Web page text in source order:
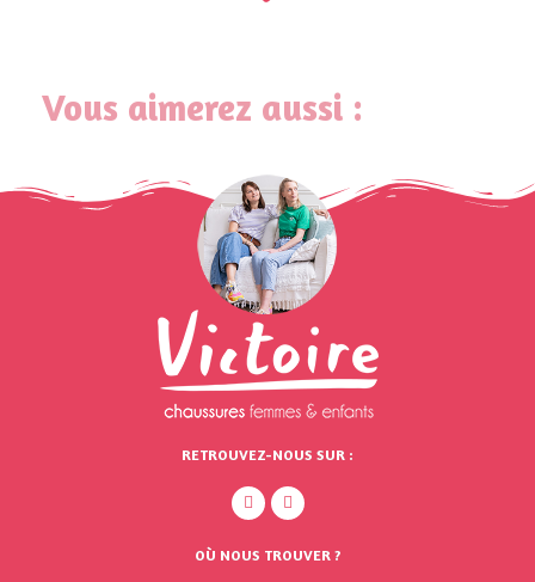
Vous aimerez aussi :
RETROUVEZ-NOUS SUR :
OÙ NOUS TROUVER ?